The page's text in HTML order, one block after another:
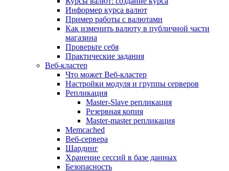
Информер курса валют
Пример работы с валютами
Как изменить валюту в публичной части
магазина
Проверьте себя
Практические задания
Веб-кластер
Что может Веб-кластер
Настройки модуля и группы серверов
Репликация
Master-Slave репликация
Резервная копия
Master-master репликация
Memcached
Веб-сервера
Шардинг
Хранение сессий в базе данных
Безопасность